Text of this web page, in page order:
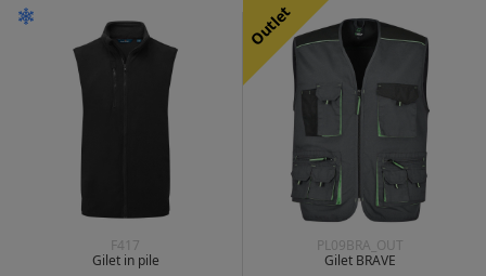
F417
Gilet in pile
Outlet
PL09BRA_OUT
Gilet BRAVE